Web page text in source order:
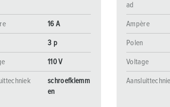
16 A
3 p
110 V
schroefklemm
en
ad
Ampère
Polen
Voltage